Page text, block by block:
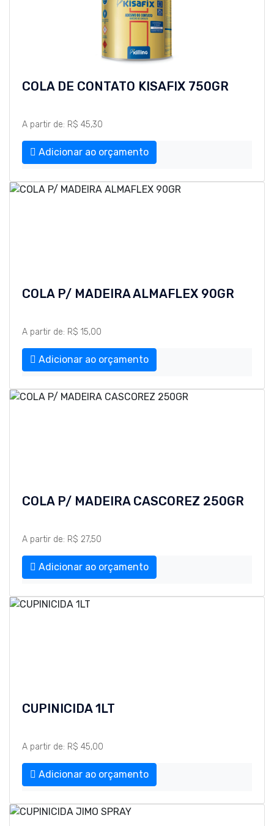
COLA DE CONTATO KISAFIX 750GR
A partir de: R$ 45,30
Adicionar ao orçamento
COLA P/ MADEIRA ALMAFLEX 90GR
A partir de: R$ 15,00
Adicionar ao orçamento
COLA P/ MADEIRA CASCOREZ 250GR
A partir de: R$ 27,50
Adicionar ao orçamento
CUPINICIDA 1LT
A partir de: R$ 45,00
Adicionar ao orçamento